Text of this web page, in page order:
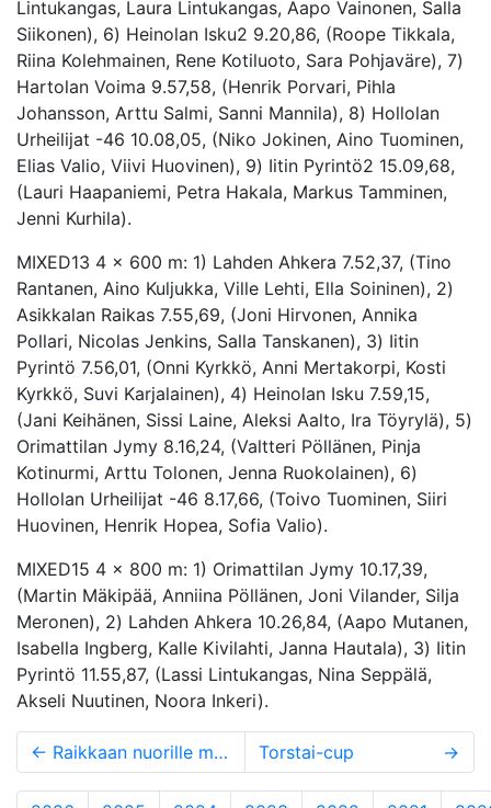
Lintukangas, Laura Lintukangas, Aapo Vainonen, Salla
Siikonen), 6) Heinolan Isku2 9.20,86, (Roope Tikkala,
Riina Kolehmainen, Rene Kotiluoto, Sara Pohjaväre), 7)
Hartolan Voima 9.57,58, (Henrik Porvari, Pihla
Johansson, Arttu Salmi, Sanni Mannila), 8) Hollolan
Urheilijat -46 10.08,05, (Niko Jokinen, Aino Tuominen,
Elias Valio, Viivi Huovinen), 9) Iitin Pyrintö2 15.09,68,
(Lauri Haapaniemi, Petra Hakala, Markus Tamminen,
Jenni Kurhila).
MIXED13 4 x 600 m: 1) Lahden Ahkera 7.52,37, (Tino
Rantanen, Aino Kuljukka, Ville Lehti, Ella Soininen), 2)
Asikkalan Raikas 7.55,69, (Joni Hirvonen, Annika
Pollari, Nicolas Jenkins, Salla Tanskanen), 3) Iitin
Pyrintö 7.56,01, (Onni Kyrkkö, Anni Mertakorpi, Kosti
Kyrkkö, Suvi Karjalainen), 4) Heinolan Isku 7.59,15,
(Jani Keihänen, Sissi Laine, Aleksi Aalto, Ira Töyrylä), 5)
Orimattilan Jymy 8.16,24, (Valtteri Pöllänen, Pinja
Kotinurmi, Arttu Tolonen, Jenna Ruokolainen), 6)
Hollolan Urheilijat -46 8.17,66, (Toivo Tuominen, Siiri
Huovinen, Henrik Hopea, Sofia Valio).
MIXED15 4 x 800 m: 1) Orimattilan Jymy 10.17,39,
(Martin Mäkipää, Anniina Pöllänen, Joni Vilander, Silja
Meronen), 2) Lahden Ahkera 10.26,84, (Aapo Mutanen,
Isabella Ingberg, Kalle Kivilahti, Janna Hautala), 3) Iitin
Pyrintö 11.55,87, (Lassi Lintukangas, Nina Seppälä,
Akseli Nuutinen, Noora Inkeri).
← Raikkaan nuorille menestystä FJG:stä Torstai-cup →